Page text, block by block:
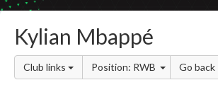
Kylian Mbappé
Club links Position: RWB Go back